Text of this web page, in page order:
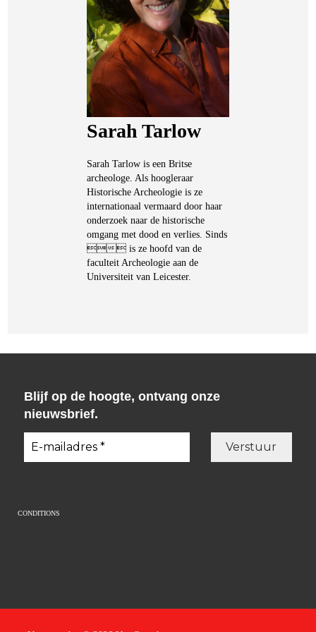
Sarah Tarlow
Sarah Tarlow is een Britse
archeologe. Als hoogleraar
Historische Archeologie is ze
internationaal vermaard door haar
onderzoek naar de historische
omgang met dood en verlies. Sinds
 is ze hoofd van de
faculteit Archeologie aan de
Universiteit van Leicester.
Blijf op de hoogte, ontvang onze
nieuwsbrief.
CONDITIONS